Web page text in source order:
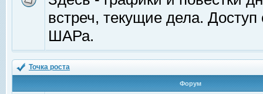
встреч, текущие дела.
ШАРа.
Точка роста
Форум